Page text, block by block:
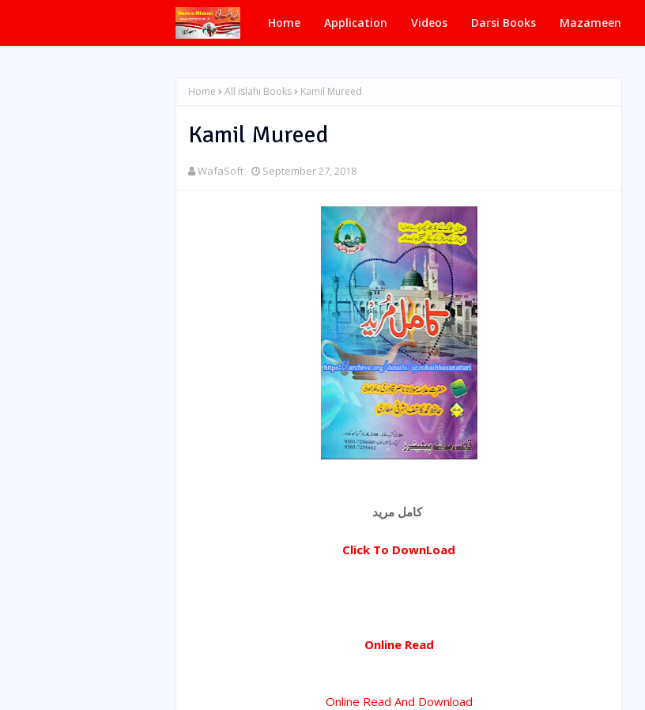
Home Application Videos Darsi Books Mazameen
Home All islahi Books Kamil Mureed
Kamil Mureed
WafaSoft September 27, 2018
کامل مرید
Click To DownLoad
Online Read
Online Read And Download